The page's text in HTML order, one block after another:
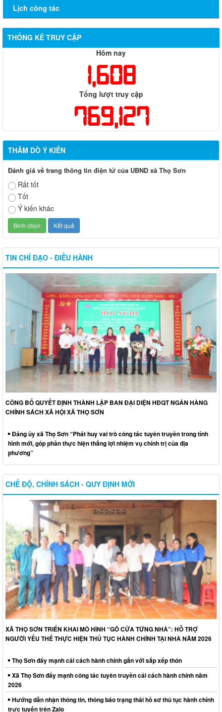
Lịch công tác
THỐNG KÊ TRUY CẬP
Hôm nay
1,608
Tổng lượt truy cập
769,127
THĂM DÒ Ý KIẾN
Đánh giá về trang thông tin điện tử của UBND xã Thọ Sơn
Rất tốt
Tốt
Ý kiến khác
TIN CHỈ ĐẠO - ĐIỀU HÀNH
CÔNG BỐ QUYẾT ĐỊNH THÀNH LẬP BAN ĐẠI DIỆN HĐQT NGÂN HÀNG
CHÍNH SÁCH XÃ HỘI XÃ THỌ SƠN
Đảng ủy xã Thọ Sơn “Phát huy vai trò công tác tuyên truyền trong tình
hình mới, góp phần thực hiện thắng lợi nhiệm vụ chính trị của địa
phương”
CHẾ ĐỘ, CHÍNH SÁCH - QUY ĐỊNH MỚI
XÃ THỌ SƠN TRIỂN KHAI MÔ HÌNH “GÕ CỬA TỪNG NHÀ”: HỖ TRỢ
NGƯỜI YẾU THẾ THỰC HIỆN THỦ TỤC HÀNH CHÍNH TẠI NHÀ NĂM 2026
Thọ Sơn đẩy mạnh cải cách hành chính gắn với sắp xếp thôn
Xã Thọ Sơn đẩy mạnh công tác tuyên truyền cải cách hành chính năm
2026
Hướng dẫn nhận thông tin, thông báo trạng thái hồ sơ thủ tục hành chính
trực tuyến trên Zalo